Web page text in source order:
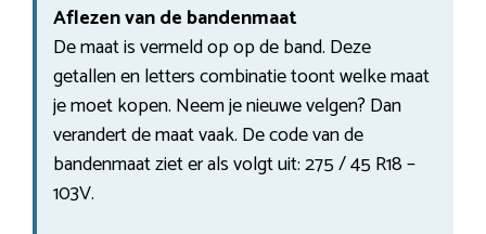
Aflezen van de bandenmaat
De maat is vermeld op op de band. Deze
getallen en letters combinatie toont welke maat
je moet kopen. Neem je nieuwe velgen? Dan
verandert de maat vaak. De code van de
bandenmaat ziet er als volgt uit: 275 / 45 R18 –
103V.